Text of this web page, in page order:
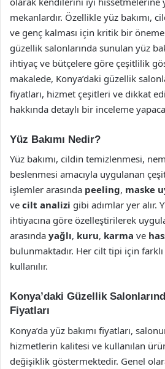
mekanlardır. Özellikle yüz bakımı,
ve genç kalması için kritik bir öneme
güzellik salonlarında sunulan yüz
ihtiyaç ve bütçelere göre çeşitlilik
makalede, Konya’daki güzellik
fiyatları, hizmet çeşitleri ve dikkat
hakkında detaylı bir inceleme
Yüz Bakımı Nedir?
Yüz bakımı, cildin temizlenmesi,
beslenmesi amacıyla uygulanan
işlemler arasında peeling, maske
ve cilt analizi gibi adımlar yer alır.
ihtiyacına göre özelleştirilerek
arasında yağlı, kuru, karma ve
bulunmaktadır. Her cilt tipi için
kullanılır.
Konya’daki Güzellik
Fiyatları
Konya’da yüz bakımı fiyatları,
hizmetlerin kalitesi ve kullanılan
değişiklik göstermektedir. Genel